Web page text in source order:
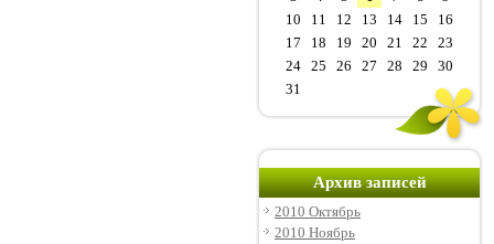
10
11 12 13 14 15
16
17
18 19 20 21 22
23
24 25 26 27 28 29
30
31
Архив записей
2010 Октябрь
2010 Ноябрь